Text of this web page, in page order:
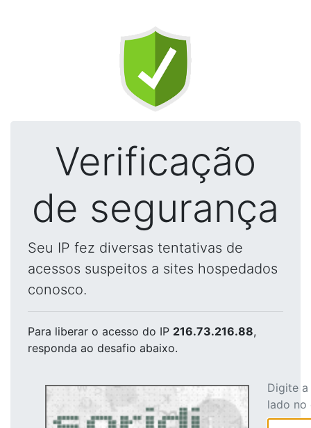
Verificação
de segurança
Seu IP fez diversas tentativas de
acessos suspeitos a sites hospedados
conosco.
Para liberar o acesso do IP 216.73.216.88,
responda ao desafio abaixo.
Digite
lado no